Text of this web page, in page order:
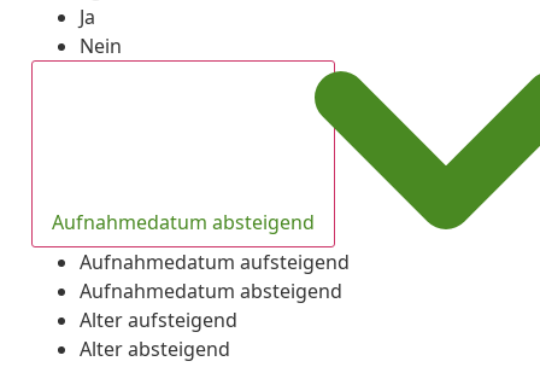
Ja
Nein
Aufnahmedatum absteigend
Aufnahmedatum aufsteigend
Aufnahmedatum absteigend
Alter aufsteigend
Alter absteigend